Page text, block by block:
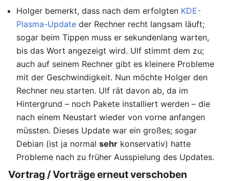
Holger bemerkt, dass nach dem erfolgten KDE-
Plasma-Update der Rechner recht langsam läuft;
sogar beim Tippen muss er sekundenlang warten,
bis das Wort angezeigt wird. Ulf stimmt dem zu;
auch auf seinem Rechner gibt es kleinere Probleme
mit der Geschwindigkeit. Nun möchte Holger den
Rechner neu starten. Ulf rät davon ab, da im
Hintergrund – noch Pakete installiert werden – die
nach einem Neustart wieder von vorne anfangen
müssten. Dieses Update war ein großes; sogar
Debian (ist ja normal sehr konservativ) hatte
Probleme nach zu früher Ausspielung des Updates.
Vortrag / Vorträge erneut verschoben